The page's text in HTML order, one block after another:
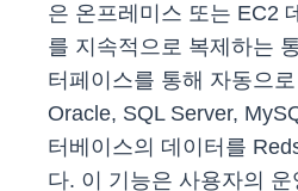
은 온프레미스 또는 EC2
를 지속적으로 복제하는
터페이스를 통해 자동으
Oracle, SQL Server,
터베이스의 데이터를
다. 이 기능은 사용자의